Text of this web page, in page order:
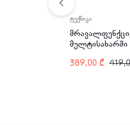
ტექნიკა
2372
389,00 ₾